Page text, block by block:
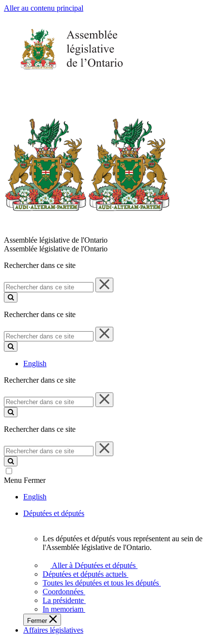
Aller au contenu principal
Assemblée législative de l'Ontario
Assemblée législative de l'Ontario
Rechercher dans ce site
Rechercher
dans
ce
Rechercher dans ce site
Rechercher
dans
ce
English
Rechercher dans ce site
Rechercher
dans
ce
Rechercher dans ce site
Rechercher
dans
ce
site
Menu Fermer
English
Députées et députés
députés
vous
représentent
sein
de
l'Assemblée
législative
Les députées et députés vous représentent au sein de
l'Assemblée législative de l'Ontario.
Aller à Députées et députés
Députées et députés actuels
Toutes les députées et tous les députés
Coordonnées
La présidente
In memoriam
Fermer
Affaires législatives